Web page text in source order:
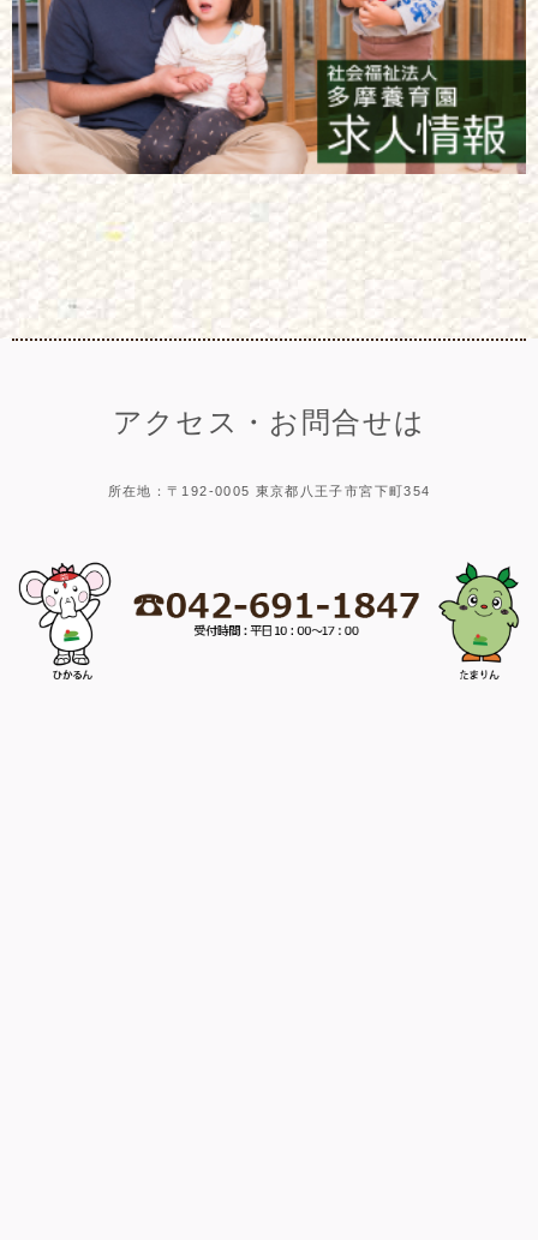
アクセス・お問合せは
所在地：〒192-0005 東京都八王子市宮下町354